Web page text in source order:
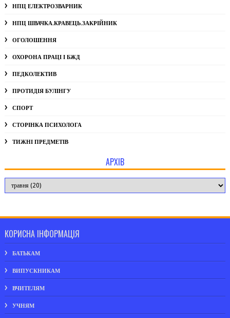
НПЦ ЕЛЕКТРОЗВАРНИК
НПЦ ШВАЧКА.КРАВЕЦЬ.ЗАКРІЙНИК
ОГОЛОШЕННЯ
ОХОРОНА ПРАЦІ І БЖД
ПЕДКОЛЕКТИВ
ПРОТИДІЯ БУЛІНГУ
СПОРТ
СТОРІНКА ПСИХОЛОГА
ТИЖНІ ПРЕДМЕТІВ
АРХІВ
КОРИСНА ІНФОРМАЦІЯ
БАТЬКАМ
ВИПУСКНИКАМ
ВЧИТЕЛЯМ
УЧНЯМ